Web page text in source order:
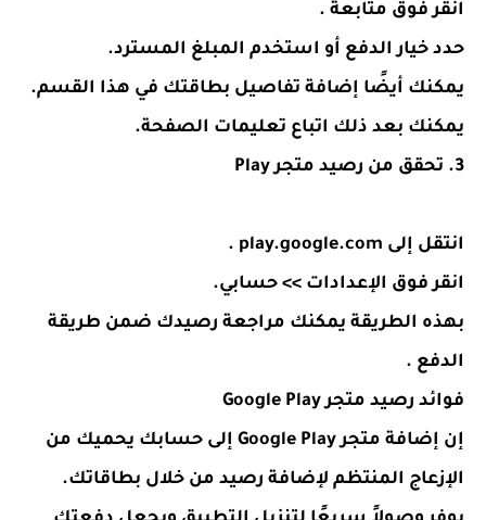
انقر فوق متابعة .
حدد خيار الدفع أو استخدم المبلغ المسترد.
يمكنك أيضًا إضافة تفاصيل بطاقتك في هذا القسم.
يمكنك بعد ذلك اتباع تعليمات الصفحة.
3. تحقق من رصيد متجر Play
انتقل إلى play.google.com
.
انقر فوق الإعدادات >> حسابي.
بهذه الطريقة يمكنك مراجعة رصيدك ضمن طريقة
الدفع .
فوائد رصيد متجر Google Play
إن إضافة متجر Google Play إلى حسابك يحميك من
الإزعاج المنتظم لإضافة رصيد من خلال بطاقاتك.